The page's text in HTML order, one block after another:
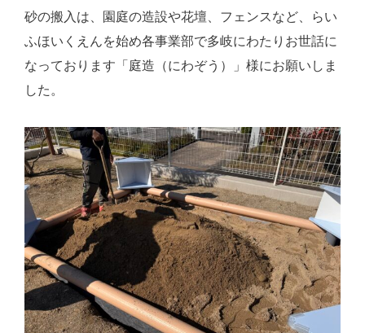
砂の搬入は、園庭の造設や花壇、フェンスなど、らい
ふほいくえんを始め各事業部で多岐にわたりお世話に
なっております「庭造（にわぞう）」様にお願いしま
した。